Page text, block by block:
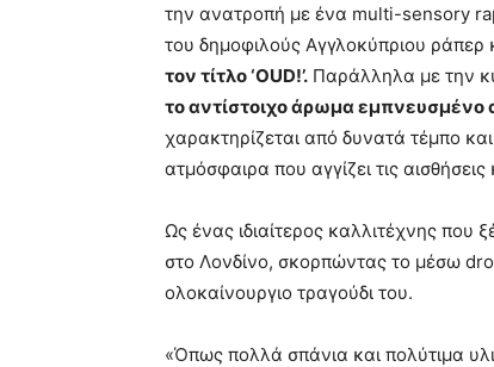
την ανατροπή με ένα multi-sensory
του δημοφιλούς Αγγλοκύπριου ράπερ
τον τίτλο ‘ΟUD!’. Παράλληλα με την
το αντίστοιχο άρωμα εμπνευσμένο
χαρακτηρίζεται από δυνατά τέμπο
ατμόσφαιρα που αγγίζει τις
Ως ένας ιδιαίτερος καλλιτέχνης που
στο Λονδίνο, σκορπώντας το μέσω
ολοκαίνουργιο τραγούδι του.
«Όπως πολλά σπάνια και πολύτιμα